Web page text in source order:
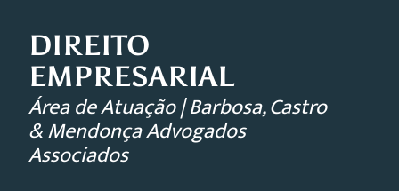
DIREITO
EMPRESARIAL
Área de Atuação | Barbosa, Castro
& Mendonça Advogados
Associados